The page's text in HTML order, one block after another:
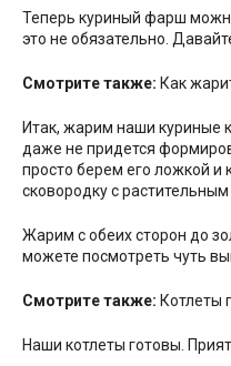
Теперь куриный фарш
это не обязательно.
Смотрите также: Как
Итак, жарим наши куриные
даже не придется
просто берем его ложкой и
сковородку с
Жарим с обеих сторон до
можете посмотреть чуть
Смотрите также: Котлеты
Наши котлеты готовы.